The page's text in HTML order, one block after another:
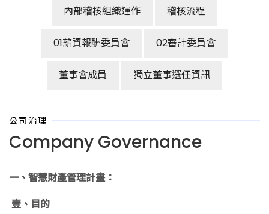
內部稽核組織運作 稽核流程
01薪資報酬委員會 02審計委員會
董事會成員 獨立董事選任資訊
公司治理
Company Governance
一、智慧財產管理計畫：
壹、目的